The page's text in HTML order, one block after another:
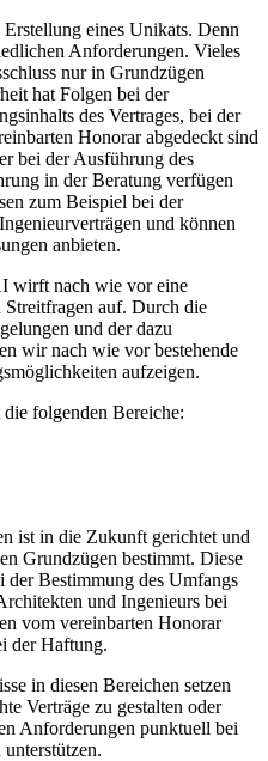
eines Unikats. Denn
Anforderungen. Vieles
nur in Grundzügen
hat Folgen bei der
des Vertrages, bei der
Honorar abgedeckt sind
bei der Ausführung des
in der Beratung verfügen
zum Beispiel bei der
und können
anbieten.
wirft nach wie vor eine
auf. Durch die
und der dazu
wir nach wie vor bestehende
aufzeigen.
folgenden Bereiche:
ist in die Zukunft gerichtet und
Grundzügen bestimmt. Diese
der Bestimmung des Umfangs
und Ingenieurs bei
vom vereinbarten Honorar
der Haftung.
in diesen Bereichen setzen
Verträge zu gestalten oder
Anforderungen punktuell bei